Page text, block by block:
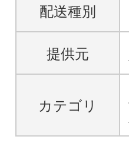
配送種別
提供元
カテゴリ